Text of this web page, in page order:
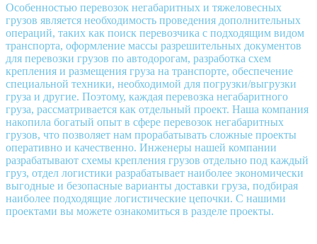
Особенностью перевозок негабаритных и тяжеловесных
грузов является необходимость проведения дополнительных
операций, таких как поиск перевозчика с подходящим видом
транспорта, оформление массы разрешительных документов
для перевозки грузов по автодорогам, разработка схем
крепления и размещения груза на транспорте, обеспечение
специальной техники, необходимой для погрузки/выгрузки
груза и другие. Поэтому, каждая перевозка негабаритного
груза, рассматривается как отдельный проект. Наша компания
накопила богатый опыт в сфере перевозок негабаритных
грузов, что позволяет нам прорабатывать сложные проекты
оперативно и качественно. Инженеры нашей компании
разрабатывают схемы крепления грузов отдельно под каждый
груз, отдел логистики разрабатывает наиболее экономически
выгодные и безопасные варианты доставки груза, подбирая
наиболее подходящие логистические цепочки. С нашими
проектами вы можете ознакомиться в разделе проекты.